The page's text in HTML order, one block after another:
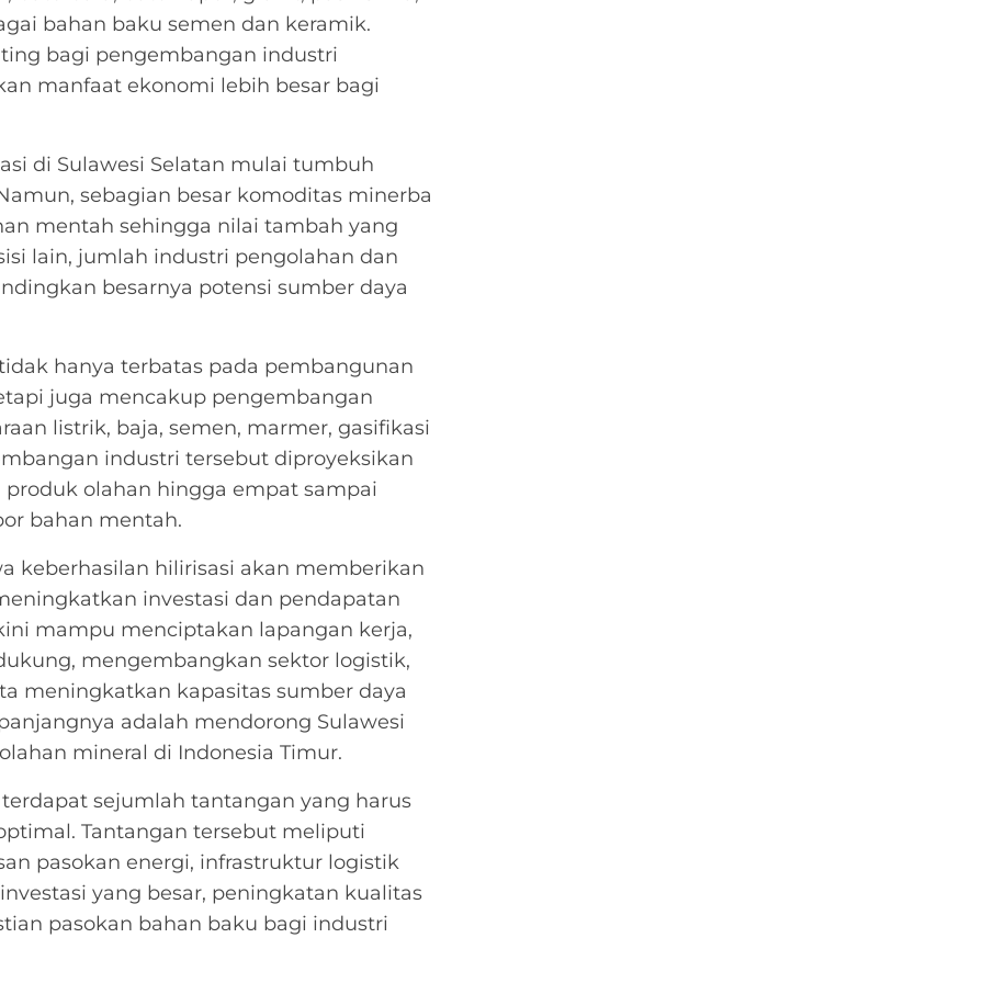
bahan baku semen dan keramik.
bagi pengembangan industri
manfaat ekonomi lebih besar bagi
di Sulawesi Selatan mulai tumbuh
sebagian besar komoditas minerba
mentah sehingga nilai tambah yang
lain, jumlah industri pengolahan dan
besarnya potensi sumber daya
hanya terbatas pada pembangunan
juga mencakup pengembangan
listrik, baja, semen, marmer, gasifikasi
industri tersebut diproyeksikan
olahan hingga empat sampai
bahan mentah.
keberhasilan hilirisasi akan memberikan
investasi dan pendapatan
mampu menciptakan lapangan kerja,
mengembangkan sektor logistik,
meningkatkan kapasitas sumber daya
adalah mendorong Sulawesi
mineral di Indonesia Timur.
sejumlah tantangan yang harus
Tantangan tersebut meliputi
pasokan energi, infrastruktur logistik
yang besar, peningkatan kualitas
pasokan bahan baku bagi industri